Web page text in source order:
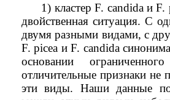
1) кластер F. candida и F.
двойственная ситуация. С
двумя разными видами, с
F. picea и F. candida
основании
отличительные признаки не
эти виды. Наши данные